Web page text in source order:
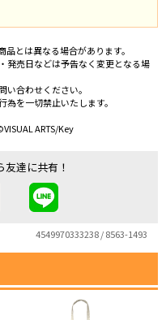
とは異なる場合があります。
発売日などは予告なく変更となる場
合わせください。
を一切禁止いたします。
ARTS/Key
友達に共有！
4549970333238 / 8563-1493